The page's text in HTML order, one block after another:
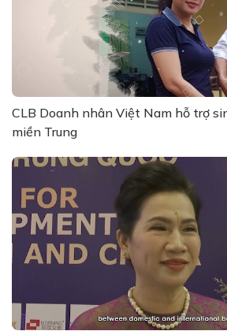
CLB Doanh nhân Việt Nam hỗ trợ
miền Trung